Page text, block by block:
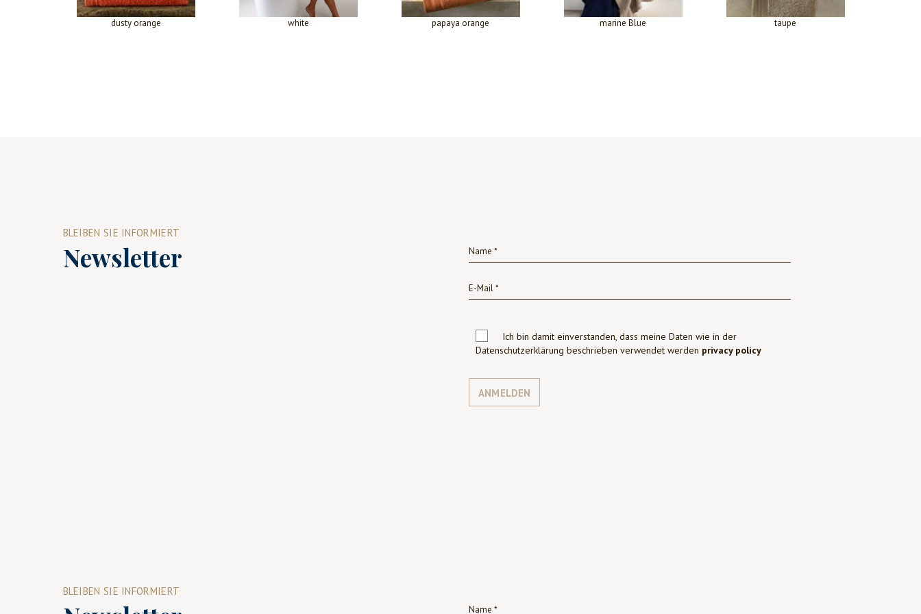
dusty orange white papaya orange marine Blue taupe
BLEIBEN SIE INFORMIERT
Newsletter
Ich bin damit einverstanden, dass meine Daten wie in der
Datenschutzerklärung beschrieben verwendet werden privacy policy
ANMELDEN
BLEIBEN SIE INFORMIERT